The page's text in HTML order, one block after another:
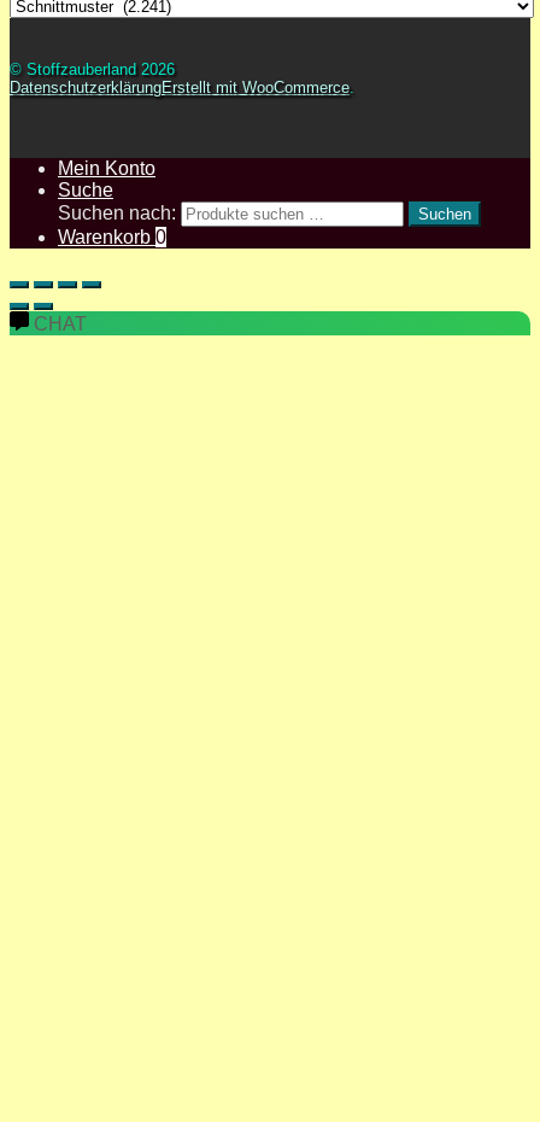
© Stoffzauberland 2026
DatenschutzerklärungErstellt mit WooCommerce
Mein Konto
Suche
Suchen nach:
Suchen
Warenkorb 0
CHAT